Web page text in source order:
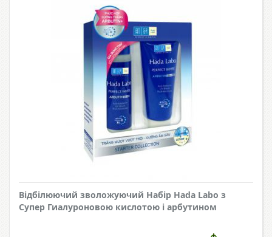
Відбілюючий зволожуючий Набір Hada Labo з
Супер Гиалуроновою кислотою і арбутином